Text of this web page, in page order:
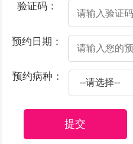
验证码：
预约日期：
预约病种：
提交